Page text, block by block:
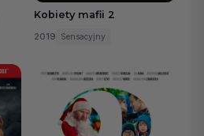
Kobiety mafii 2
2019 Sensacyjny